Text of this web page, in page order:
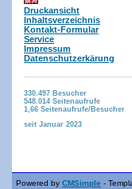
Druckansicht
Inhaltsverzeichnis
Kontakt-Formular
Service
Impressum
Datenschutzerkärung
330.497 Besucher
548.014 Seitenaufrufe
1,66 Seitenaufrufe/Besucher
seit Januar 2023
Powered by CMSimple -